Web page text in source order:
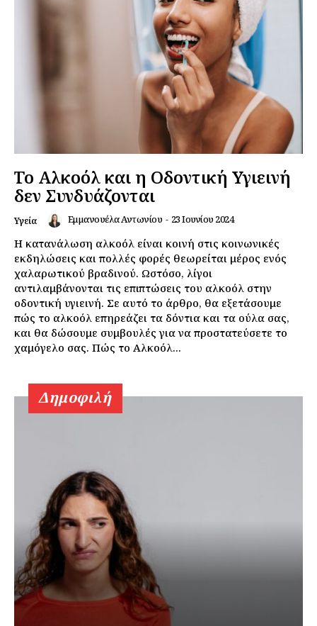
Το Αλκοόλ και η Οδοντική Υγιεινή
δεν Συνδυάζονται
Υγεία Εμμανουέλα Αντωνίου - 23 Ιουνίου 2024
Η κατανάλωση αλκοόλ είναι κοινή στις κοινωνικές
εκδηλώσεις και πολλές φορές θεωρείται μέρος ενός
χαλαρωτικού βραδινού. Ωστόσο, λίγοι
αντιλαμβάνονται τις επιπτώσεις του αλκοόλ στην
οδοντική υγιεινή. Σε αυτό το άρθρο, θα εξετάσουμε
πώς το αλκοόλ επηρεάζει τα δόντια και τα ούλα σας,
και θα δώσουμε συμβουλές για να προστατεύσετε το
χαμόγελο σας. Πώς το Αλκοόλ...
Δημοφιλή